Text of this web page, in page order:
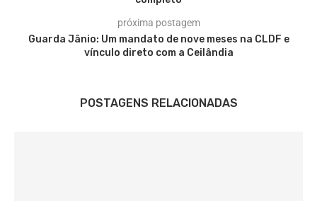
próxima postagem
Guarda Jânio: Um mandato de nove meses na CLDF e
vínculo direto com a Ceilândia
POSTAGENS RELACIONADAS